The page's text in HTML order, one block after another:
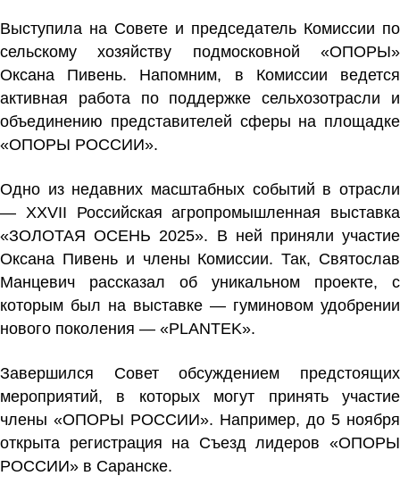
Выступила на Совете и председатель Комиссии по
сельскому хозяйству подмосковной «ОПОРЫ»
Оксана Пивень. Напомним, в Комиссии ведется
активная работа по поддержке сельхозотрасли и
объединению представителей сферы на площадке
«ОПОРЫ РОССИИ».
Одно из недавних масштабных событий в отрасли
— XXVII Российская агропромышленная выставка
«ЗОЛОТАЯ ОСЕНЬ 2025». В ней приняли участие
Оксана Пивень и члены Комиссии. Так, Святослав
Манцевич рассказал об уникальном проекте, с
которым был на выставке — гуминовом удобрении
нового поколения — «PLANTEK».
Завершился Совет обсуждением предстоящих
мероприятий, в которых могут принять участие
члены «ОПОРЫ РОССИИ». Например, до 5 ноября
открыта регистрация на Съезд лидеров «ОПОРЫ
РОССИИ» в Саранске.